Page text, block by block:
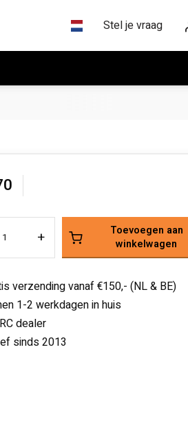
Stel je vraag
+
Toevoegen aan
winkelwagen
verzending vanaf €150,- (NL & BE)
1-2 werkdagen in huis
dealer
sinds 2013